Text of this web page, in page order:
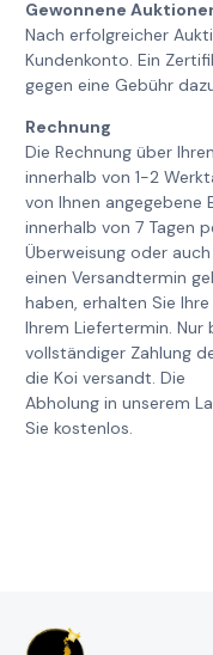
Gewonnene
Nach erfolgreicher
Kundenkonto. Ein
gegen eine Gebühr
Rechnung
Die Rechnung über
innerhalb von 1-2
von Ihnen angegebene
innerhalb von 7 Tagen
Überweisung oder
einen Versandtermin
haben, erhalten Sie
Ihrem Liefertermin. Nur
vollständiger Zahlung
die Koi versandt. Die
Abholung in unserem
Sie kostenlos.